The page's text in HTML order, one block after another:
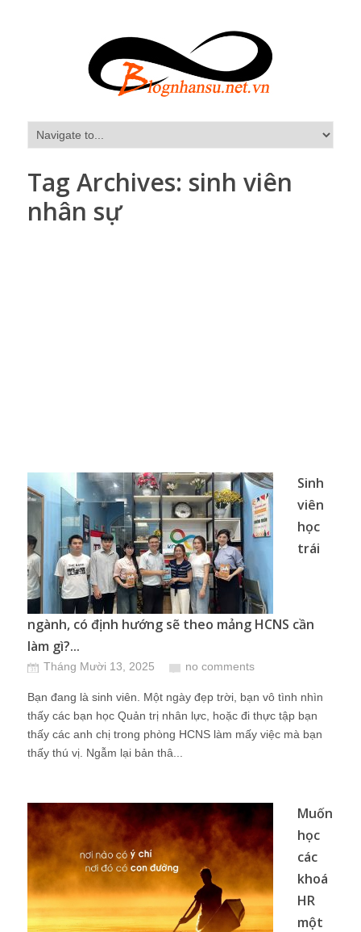
Tag Archives: sinh viên
nhân sự
Sinh
viên
học
trái
ngành, có định hướng sẽ theo mảng HCNS cần
làm gì?...
Tháng Mười 13, 2025 no comments
Bạn đang là sinh viên. Một ngày đẹp trời, bạn vô tình nhìn
thấy các bạn học Quản trị nhân lực, hoặc đi thực tập bạn
thấy các anh chị trong phòng HCNS làm mấy việc mà bạn
thấy thú vị. Ngẫm lại bản thâ...
Muốn
học
các
khoá
HR
một